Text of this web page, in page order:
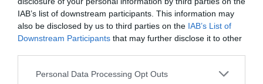
IAB’s list of downstream participants. This information may
also be disclosed by us to third parties on the IAB’s List of
Downstream Participants that may further disclose it to other
Please note that this website/app uses one or more Google
Personal Data Processing Opt Outs
pénteki közgyűlés előtt, összefoglalva az
elmúlt éveket.
Bagoly Bettina, a Fővárosi Főügyészség